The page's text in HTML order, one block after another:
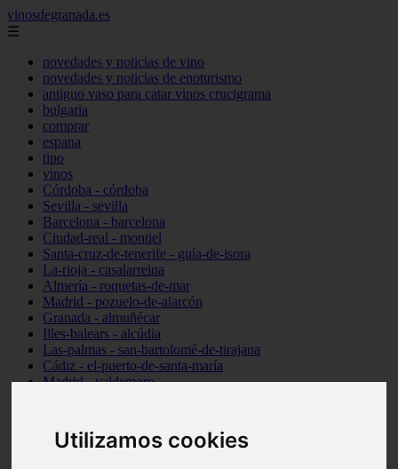
Utilizamos cookies
vinosdegranada.es
☰
novedades y noticias de vino
novedades y noticias de enoturismo
antiguo vaso para catar vinos crucigrama
bulgaria
comprar
espana
tipo
vinos
Córdoba - córdoba
Sevilla - sevilla
Barcelona - barcelona
Ciudad-real - montiel
Santa-cruz-de-tenerife - guía-de-isora
La-rioja - casalarreina
Almería - roquetas-de-mar
Madrid - pozuelo-de-alarcón
Granada - almuñécar
Illes-balears - alcúdia
Las-palmas - san-bartolomé-de-tirajana
Cádiz - el-puerto-de-santa-maría
Madrid - valdemoro
Cantabria - suances
Sevilla - bormujos